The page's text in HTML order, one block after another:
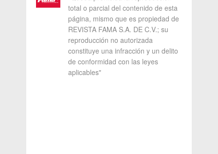
total o parcial del contenido de esta
página, mismo que es propiedad de
REVISTA FAMA S.A. DE C.V.; su
reproducción no autorizada
constituye una infracción y un delito
de conformidad con las leyes
aplicables"